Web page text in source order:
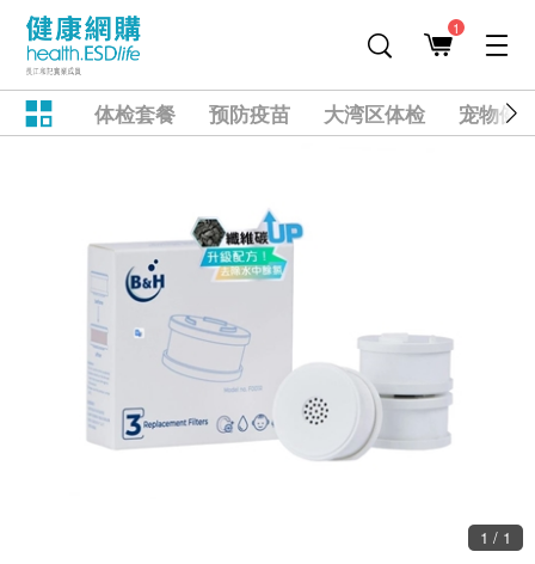
1
体检套餐 预防疫苗 大湾区体检 宠物健
1 / 1